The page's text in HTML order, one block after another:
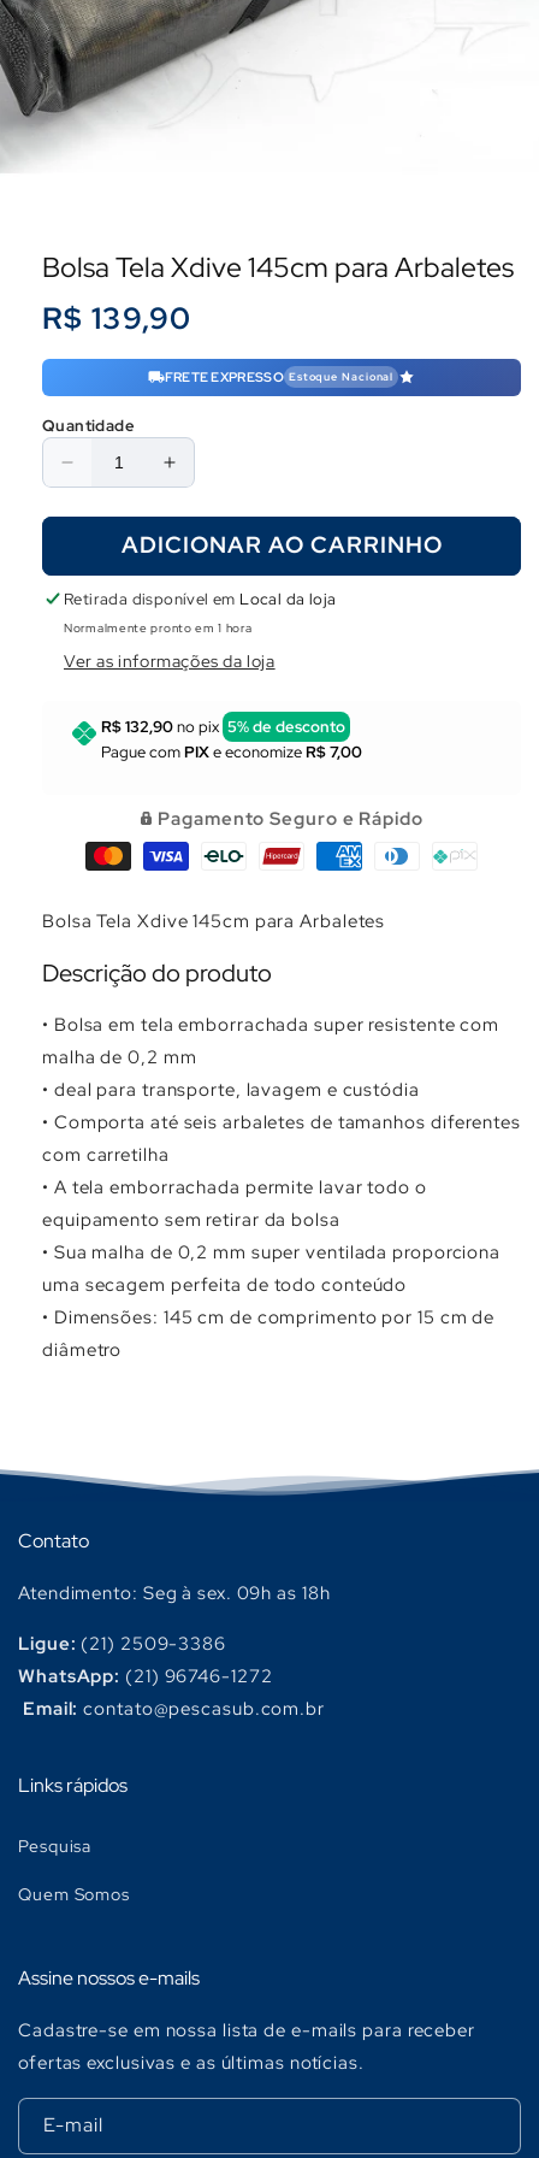
Bolsa Tela Xdive 145cm para Arbaletes
Preço
R$ 139,90
FRETE EXPRESSO Estoque Nacional
Quantidade
Diminuir
quantidade
Bolsa
Tela
Xdive
145cm
para
Aumentar
quantidade
de
Bolsa
Tela
Xdive
145cm
para
ADICIONAR AO CARRINHO
Retirada disponível em Local da loja
Normalmente pronto em 1 hora
Ver as informações da loja
R$ 132,90no pix 5% de desconto
Pague comPIXe economizeR$ 7,00
Pagamento Seguro e Rápido
Bolsa Tela Xdive 145cm para Arbaletes
Descrição do produto
• Bolsa em tela emborrachada super resistente com
malha de 0,2 mm
• deal para transporte, lavagem e custódia
• Comporta até seis arbaletes de tamanhos diferentes
com carretilha
• A tela emborrachada permite lavar todo o
equipamento sem retirar da bolsa
• Sua malha de 0,2 mm super ventilada proporciona
uma secagem perfeita de todo conteúdo
• Dimensões: 145 cm de comprimento por 15 cm de
diâmetro
Contato
Atendimento: Seg à sex. 09h as 18h
Ligue: (21) 2509-3386
WhatsApp: (21) 96746-1272
Email: contato@pescasub.com.br
Links rápidos
Pesquisa
Quem Somos
Assine nossos e-mails
Cadastre-se em nossa lista de e-mails para receber
ofertas exclusivas e as últimas notícias.
E-mail